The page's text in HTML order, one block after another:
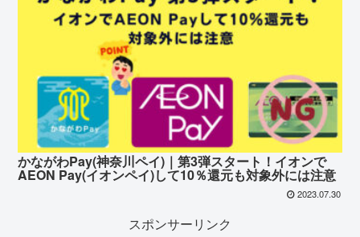
かながわPay(神奈川ペイ)｜第3弾スタート！イオンで
AEON Pay(イオンペイ)して10％還元も対象外には注意
2023.07.30
スポンサーリンク